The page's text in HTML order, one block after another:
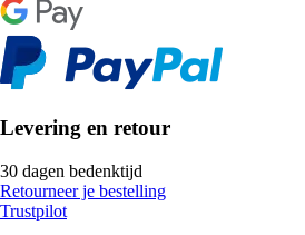
Levering en retour
30 dagen bedenktijd
Retourneer je bestelling
Trustpilot